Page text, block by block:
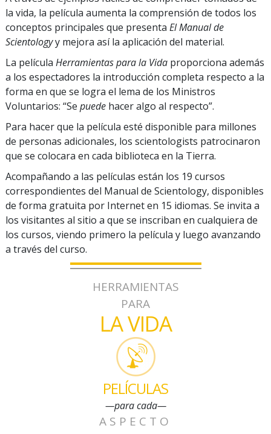
la vida, la película aumenta la comprensión de todos los
conceptos principales que presenta El Manual de
Scientologyy mejora así la aplicación del material.
La película Herramientas para la Vida proporciona además
a los espectadores la introducción completa respecto a la
forma en que se logra el lema de los Ministros
Voluntarios: “Se puede hacer algo al respecto”.
Para hacer que la película esté disponible para millones
de personas adicionales, los scientologists patrocinaron
que se colocara en cada biblioteca en la Tierra.
Acompañando a las películas están los 19 cursos
correspondientes del Manual de Scientology, disponibles
de forma gratuita por Internet en 15 idiomas. Se invita a
los visitantes al sitio a que se inscriban en cualquiera de
los cursos, viendo primero la película y luego avanzando
a través del curso.
HERRAMIENTAS
PARA
LA VIDA
PELÍCULAS
—para cada—
ASPECTO